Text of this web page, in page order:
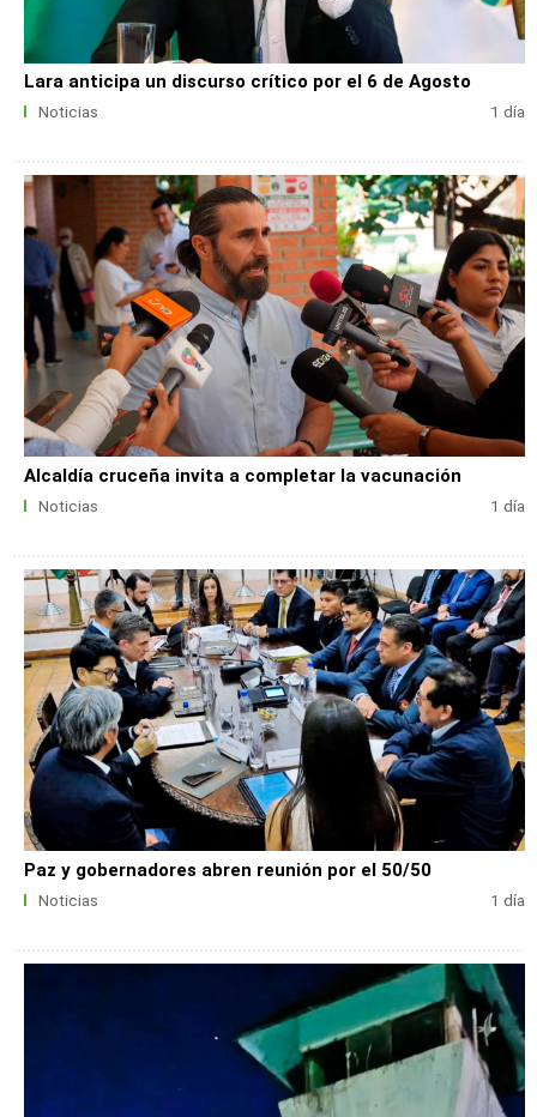
Lara anticipa un discurso crítico por el 6 de Agosto
Noticias 1 día
Alcaldía cruceña invita a completar la vacunación
Noticias 1 día
Paz y gobernadores abren reunión por el 50/50
Noticias 1 día